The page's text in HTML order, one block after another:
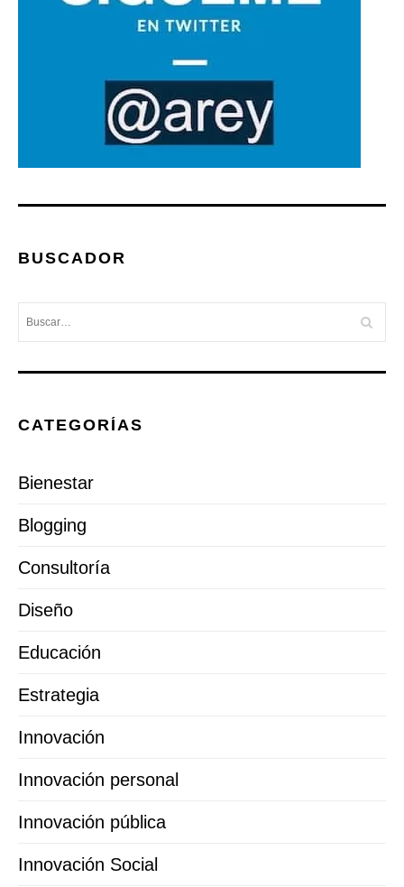
BUSCADOR
CATEGORÍAS
Bienestar
Blogging
Consultoría
Diseño
Educación
Estrategia
Innovación
Innovación personal
Innovación pública
Innovación Social